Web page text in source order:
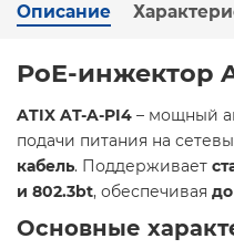
Описание
PoE-инжектор
ATIX AT-A-PI4 – мощный
подачи питания на
кабель. Поддерживает
и 802.3bt, обеспечивая
Основные